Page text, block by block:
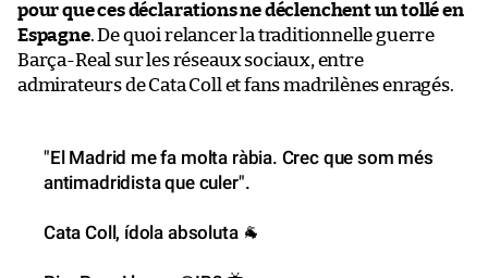
pour que ces déclarations ne déclenchent un tollé en
Espagne. De quoi relancer la traditionnelle guerre
Barça-Real sur les réseaux sociaux, entre
admirateurs de Cata Coll et fans madrilènes enragés.
"El Madrid me fa molta ràbia. Crec que som més
antimadridista que culer".
Cata Coll, ídola absoluta 🐐